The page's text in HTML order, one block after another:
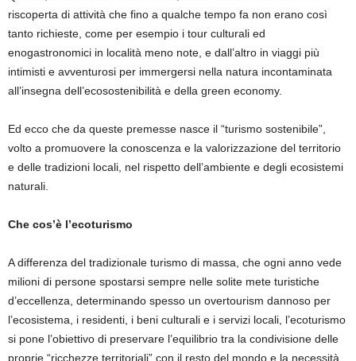
riscoperta di attività che fino a qualche tempo fa non erano così
tanto richieste, come per esempio i tour culturali ed
enogastronomici in località meno note, e dall’altro in viaggi più
intimisti e avventurosi per immergersi nella natura incontaminata
all’insegna dell’ecosostenibilità e della green economy.
Ed ecco che da queste premesse nasce il “turismo sostenibile”,
volto a promuovere la conoscenza e la valorizzazione del territorio
e delle tradizioni locali, nel rispetto dell’ambiente e degli ecosistemi
naturali.
Che cos’è l’ecoturismo
A differenza del tradizionale turismo di massa, che ogni anno vede
milioni di persone spostarsi sempre nelle solite mete turistiche
d’eccellenza, determinando spesso un overtourism dannoso per
l’ecosistema, i residenti, i beni culturali e i servizi locali, l’ecoturismo
si pone l’obiettivo di preservare l’equilibrio tra la condivisione delle
proprie “ricchezze territoriali” con il resto del mondo e la necessità